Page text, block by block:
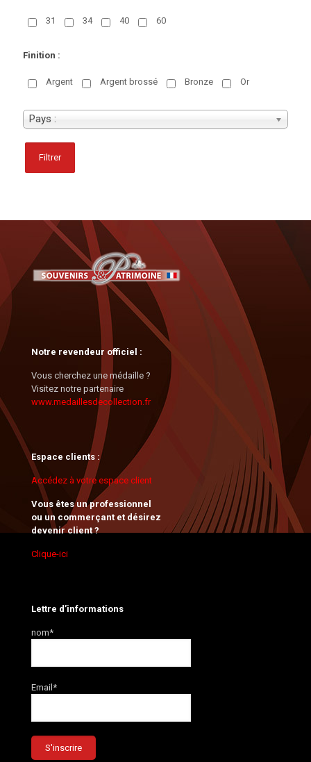
31 34 40 60
Finition :
Argent Argent brossé Bronze Or
Pays :
Filtrer
Notre revendeur officiel :
Vous cherchez une médaille ?
Visitez notre partenaire
www.medaillesdecollection.fr
Espace clients :
Accédez à votre espace client
Vous êtes un professionnel
ou un commerçant et désirez
devenir client ?
Clique-ici
Lettre d’informations
nom*
Email*